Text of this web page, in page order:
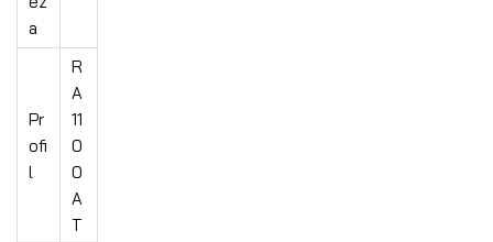
a
Pr
ofi
l
R
A
11
0
0
A
T